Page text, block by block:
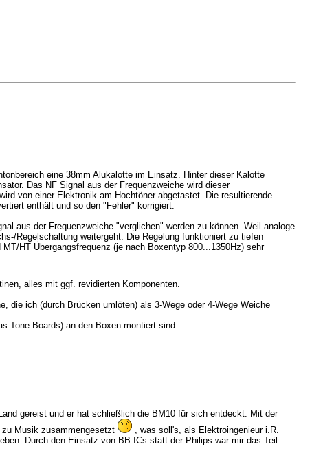
eine 38mm Alukalotte im Einsatz. Hinter dieser Kalotte
Das NF Signal aus der Frequenzweiche wird dieser
von einer Elektronik am Hochtöner abgetastet. Die resultierende
enthält und so den "Fehler" korrigiert.
aus der Frequenzweiche "verglichen" werden zu können. Weil analoge
Regelschaltung weitergeht. Die Regelung funktioniert zu tiefen
HT Übergangsfrequenz (je nach Boxentyp 800...1350Hz) sehr
alles mit ggf. revidierten Komponenten.
die ich (durch Brücken umlöten) als 3-Wege oder 4-Wege Weiche
Tone Boards) an den Boxen montiert sind.
gereist und er hat schließlich die BM10 für sich entdeckt. Mit der
Musik zusammengesetzt
, was soll's, als Elektroingenieur i.R.
Durch den Einsatz von BB ICs statt der Philips war mir das Teil